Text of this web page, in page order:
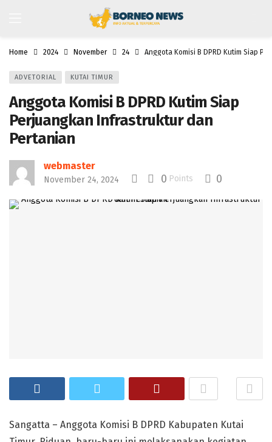
Home 2024 November 24 Anggota Komisi B DPRD Kutim Siap
ADVETORIAL KUTAI TIMUR
Anggota Komisi B DPRD Kutim Siap
Perjuangkan Infrastruktur dan
Pertanian
webmaster
November 24, 2024 0 Points 0
Sangatta – Anggota Komisi B DPRD Kabupaten Kutai